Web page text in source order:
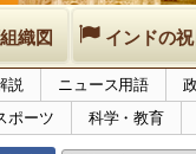
織図 インドの祝
説 ニュース用語
ポーツ 科学・教育